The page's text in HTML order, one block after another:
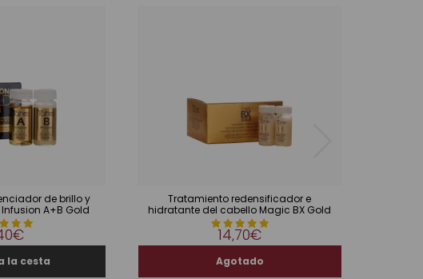
de brillo y
A+B Gold
Tratamiento redensificador e
hidratante del cabello Magic BX Gold
14,70€